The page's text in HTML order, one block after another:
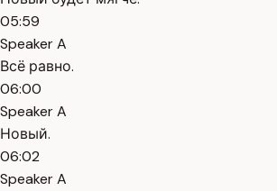
05:59
Speaker A
Всё равно.
06:00
Speaker A
Новый.
06:02
Speaker A